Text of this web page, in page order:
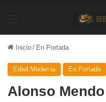
Inicio / En Portada
Edad Moderna En Portada
Alonso